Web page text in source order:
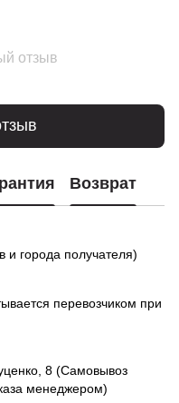
отзыв
Возврат
и города получателя)
перевозчиком при
8 (Самовывоз
менеджером)